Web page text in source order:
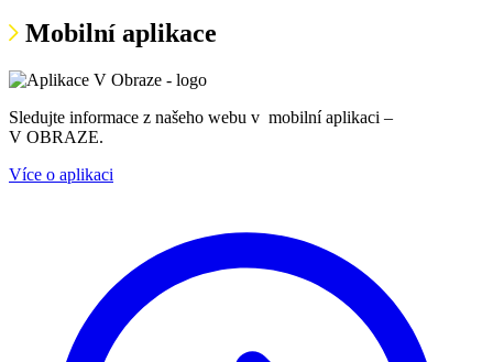
Mobilní aplikace
Sledujte informace z našeho webu v mobilní aplikaci –
V OBRAZE.
Více o aplikaci